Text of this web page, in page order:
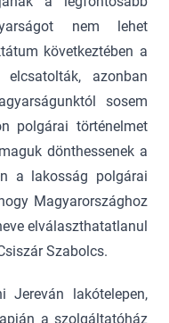
nem lehet
következtében a
azonban
sosem
polgárai történelmet
dönthessenek a
a lakosság polgárai
Magyarországhoz
elválaszthatatlanul
Szabolcs.
Jereván lakótelepen,
a szolgáltatóház